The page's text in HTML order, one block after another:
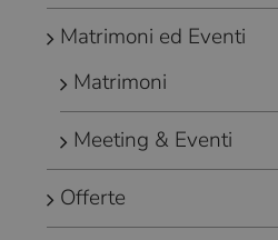
Matrimoni ed Eventi
Matrimoni
Meeting & Eventi
Offerte